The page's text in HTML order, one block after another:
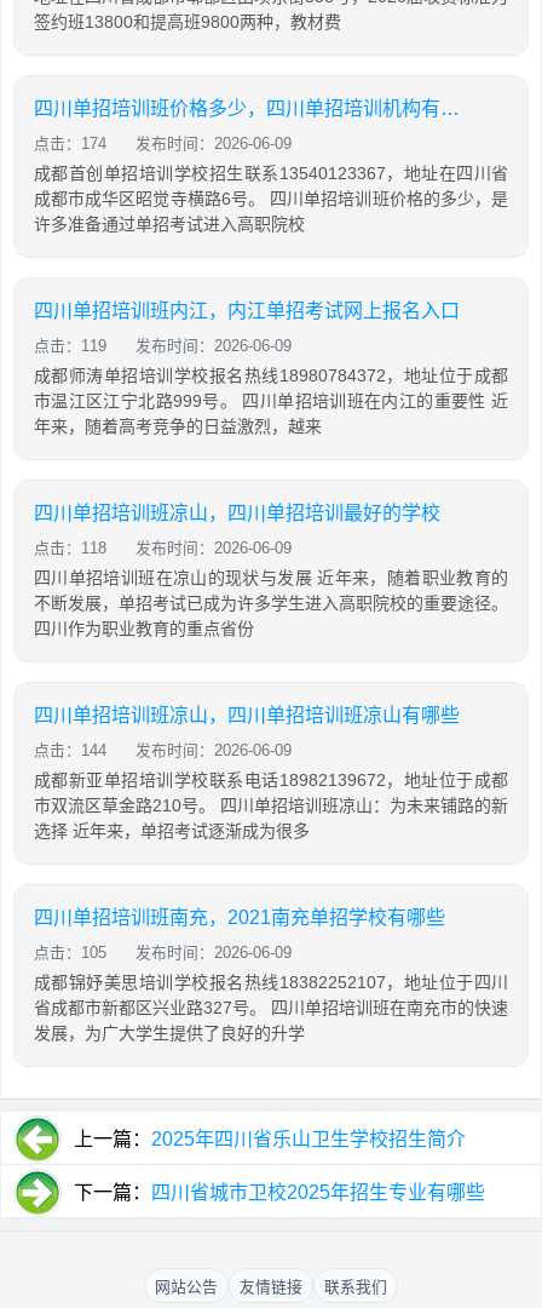
签约班13800和提高班9800两种，教材费
四川单招培训班价格多少，四川单招培训机构有哪些
点击：174 发布时间：2026-06-09
成都首创单招培训学校招生联系13540123367，地址在四川省
成都市成华区昭觉寺横路6号。 四川单招培训班价格的多少，是
许多准备通过单招考试进入高职院校
四川单招培训班内江，内江单招考试网上报名入口
点击：119 发布时间：2026-06-09
成都师涛单招培训学校报名热线18980784372，地址位于成都
市温江区江宁北路999号。 四川单招培训班在内江的重要性 近
年来，随着高考竞争的日益激烈，越来
四川单招培训班凉山，四川单招培训最好的学校
点击：118 发布时间：2026-06-09
四川单招培训班在凉山的现状与发展 近年来，随着职业教育的
不断发展，单招考试已成为许多学生进入高职院校的重要途径。
四川作为职业教育的重点省份
四川单招培训班凉山，四川单招培训班凉山有哪些
点击：144 发布时间：2026-06-09
成都新亚单招培训学校联系电话18982139672，地址位于成都
市双流区草金路210号。 四川单招培训班凉山：为未来铺路的新
选择 近年来，单招考试逐渐成为很多
四川单招培训班南充，2021南充单招学校有哪些
点击：105 发布时间：2026-06-09
成都锦妤美思培训学校报名热线18382252107，地址位于四川
省成都市新都区兴业路327号。 四川单招培训班在南充市的快速
发展，为广大学生提供了良好的升学
上一篇： 2025年四川省乐山卫生学校招生简介
下一篇： 四川省城市卫校2025年招生专业有哪些
网站公告 友情链接 联系我们